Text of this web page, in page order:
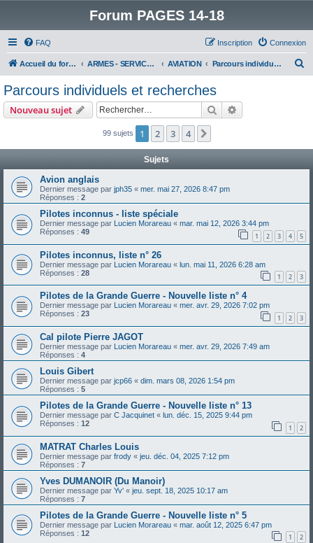
Forum PAGES 14-18
FAQ Connexion
Inscription
Accueil du forum ARMES - SERVICES - UNITES : historiques & discussions AVIATION Parcours individuels et recherches
Parcours individuels et recherches
Nouveau sujet Rechercher
99 sujets 1 2 3 4
Sujets
Avion anglais
Dernier message par jph35 « mer. mai 27, 2026 8:47 pm
Réponses : 2
Pilotes inconnus - liste spéciale
Dernier message par Lucien Morareau « mar. mai 12, 2026 3:44 pm
Réponses : 49 1 2 3 4 5
Pilotes inconnus, liste n° 26
Dernier message par Lucien Morareau « lun. mai 11, 2026 6:28 am
Réponses : 28 1 2 3
Pilotes de la Grande Guerre - Nouvelle liste n° 4
Dernier message par Lucien Morareau « mer. avr. 29, 2026 7:02 pm
Réponses : 23 1 2 3
Cal pilote Pierre JAGOT
Dernier message par Lucien Morareau « mer. avr. 29, 2026 7:49 am
Réponses : 4
Louis Gibert
Dernier message par jcp66 « dim. mars 08, 2026 1:54 pm
Réponses : 5
Pilotes de la Grande Guerre - Nouvelle liste n° 13
Dernier message par C Jacquinet « lun. déc. 15, 2025 9:44 pm
Réponses : 12 1 2
MATRAT Charles Louis
Dernier message par frody « jeu. déc. 04, 2025 7:12 pm
Réponses : 7
Yves DUMANOIR (Du Manoir)
Dernier message par Yv' « jeu. sept. 18, 2025 10:17 am
Réponses : 7
Pilotes de la Grande Guerre - Nouvelle liste n° 5
Dernier message par Lucien Morareau « mar. août 12, 2025 6:47 pm
Réponses : 12 1 2